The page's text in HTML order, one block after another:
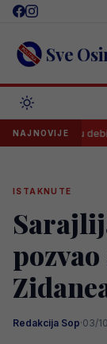
Skip
content Sve
NAJNOVIJE
dobio u debiju za
ISTAKNUTE
Redakcija Sop·03/